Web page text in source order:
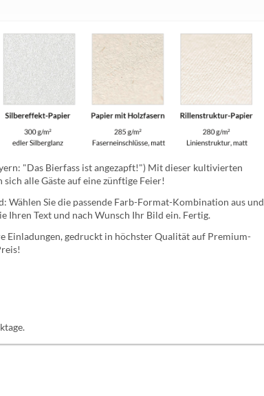
"Das Bierfass ist angezapft!") Mit dieser kultivierten
alle Gäste auf eine zünftige Feier!
Wählen Sie die passende Farb-Format-Kombination aus und
Ihren Text und nach Wunsch Ihr Bild ein. Fertig.
Einladungen, gedruckt in höchster Qualität auf Premium-